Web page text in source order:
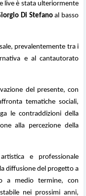
live è stata ulteriormente
Di Stefanoal basso
prevalentemente tra i
e al cantautorato
del presente, con
tematiche sociali,
le contraddizioni della
alla percezione della
e professionale
diffusione del progetto a
a medio termine, con
nei prossimi anni,